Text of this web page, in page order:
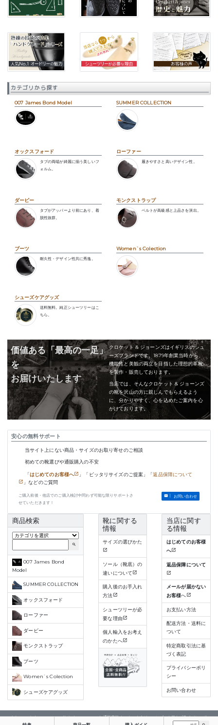
カテゴリから探す
007 James Bond Model SUMMER COLLECTION
オックスフォード
タブの両端が綺麗に揃う美しいフ
ォルム。
ローファー
履きやすさと高いデザイン性。
ダービー
タブがアッパーより前にあり、着
脱性抜群。
モンクストラップ
ベルトが高級感と上品さを演出。
ブーツ
耐久性・デザイン性共に秀逸。
Women`s Colection
シューズケアグッズ
送料無料。純正シューツリーはこ
ちら。
価値ある「最高の一足」
を
お届けいたします
クロケット & ジョーンズはイギリスのシュ
ーズブランドです。1879年創業当時から、
機能性と美観の両立を目指した理想的革靴
を製作・販売しております。
当店では、そんなクロケット & ジョーンズ
の靴を沢山の方に親しんでもらえるよう
に、分かりやすく、心を込めたご案内を心
がけております。
安心の無料サポート
当サイト上にない商品・サイズのお取り寄せのご相談
初めての靴選びや通販購入の不安
「はじめてのお客様へ 」「ピッタリサイズのご提案」「返品保障について
」などのご質問
ご購入前後・他店でのご購入検討中問わず可能な限りサポートさ
せていただきます！
お問い合わせ
商品検索
search
007 James Bond
Model
SUMMER COLLECTION
オックスフォード
ローファー
ダービー
モンクストラップ
ブーツ
Women`s Colection
シューズケアグッズ
靴に関する
情報
サイズの選びかた
ソール（靴底）の
違いについて
購入後のお手入れ
方法
シューツリーが必
要な理由
個人輸入をお考え
のかたへ
当店に関す
る情報
はじめてのお客様
へ
返品保障について
メールが届かない
お客様へ
お支払い方法
配送方法・送料に
ついて
特定商取引法に基
づく表記
プライバシーポリ
シー
お問い合わせ
(C) Copyright 2015-2023 All rights reserved. 通販店舗 クロケット＆ジョーンズストア |プライバシーポ